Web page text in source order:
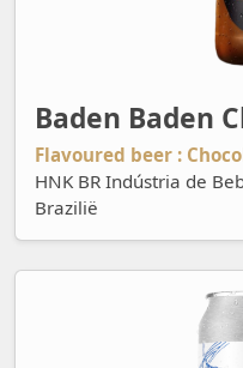
Baden Baden
Flavoured beer :
HNK BR Indústria de
Brazilië
Balolaine